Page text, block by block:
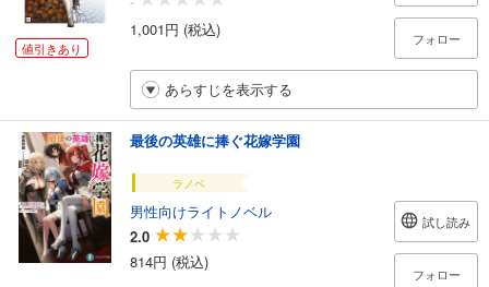
値引きあり
1,001円 (税込)
フォロー
あらすじを表示する
最後の英雄に捧ぐ花嫁学園
ラノベ
男性向けライトノベル
2.0
814円 (税込)
試し読み
フォロー